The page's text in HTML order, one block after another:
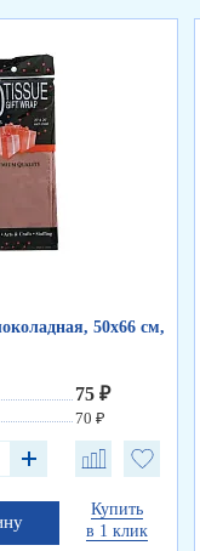
50х66 см,
75 ₽
70 ₽
Купить
в 1 клик